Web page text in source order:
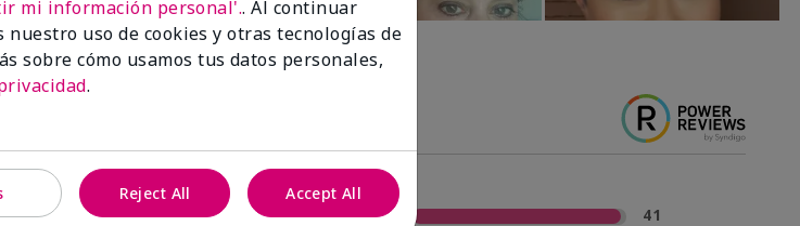
5 estrellas
41
mi información personal'.. Al continuar
uso de cookies y otras tecnologías de
sobre cómo usamos tus datos personales,
.
Reject All Accept All